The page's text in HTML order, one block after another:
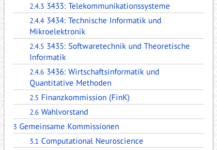
2.4.3 3433: Telekommunikationssysteme
2.4.4 3434: Technische Informatik und
Mikroelektronik
2.4.5 3435: Softwaretechnik und Theoretische
Informatik
2.4.6 3436: Wirtschaftsinformatik und
Quantitative Methoden
2.5 Finanzkommission (FinK)
2.6 Wahlvorstand
3 Gemeinsame Kommissionen
3.1 Computational Neuroscience